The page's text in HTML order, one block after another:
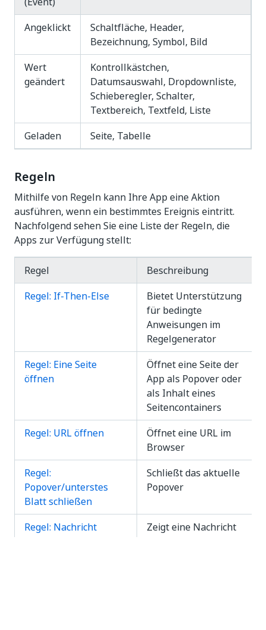
Angeklickt
Schaltfläche, Header,
Bezeichnung, Symbol, Bild
Wert
geändert
Kontrollkästchen,
Datumsauswahl, Dropdownliste,
Schieberegler, Schalter,
Textbereich, Textfeld, Liste
Geladen
Seite, Tabelle
Regeln
Mithilfe von Regeln kann Ihre App eine Aktion
ausführen, wenn ein bestimmtes Ereignis eintritt.
Nachfolgend sehen Sie eine Liste der Regeln, die
Apps zur Verfügung stellt:
Regel
Beschreibung
Regel: If-Then-Else
Bietet Unterstützung
für bedingte
Anweisungen im
Regelgenerator
Regel: Eine Seite
öffnen
Öffnet eine Seite der
App als Popover oder
als Inhalt eines
Seitencontainers
Regel: URL öffnen
Öffnet eine URL im
Browser
Regel:
Popover/unterstes
Blatt schließen
Schließt das aktuelle
Popover
Regel: Nachricht
Zeigt eine Nachricht